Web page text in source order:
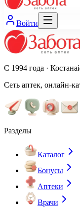
Войти
С 1994 года ·
Сеть аптек, онлайн-
Разделы
Каталог
Бонусы
Аптеки
Врачи